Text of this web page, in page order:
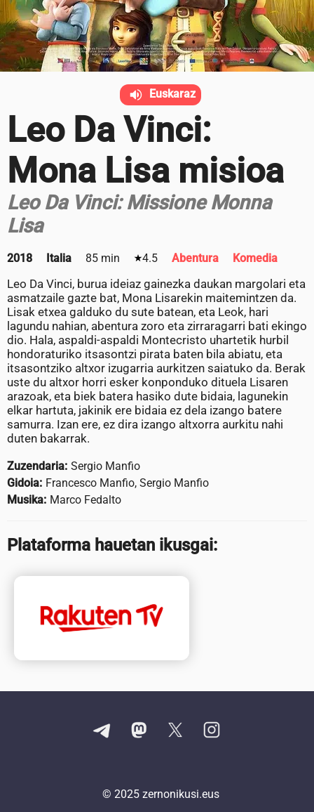
Leo Da Vinci:
Mona Lisa misioa
Leo Da Vinci: Missione Monna
Lisa
2018 Italia 85 min 4.5 Abentura Komedia
Leo Da Vinci, burua ideiaz gainezka daukan margolari eta
asmatzaile gazte bat, Mona Lisarekin maitemintzen da.
Lisak etxea galduko du sute batean, eta Leok, hari
lagundu nahian, abentura zoro eta zirraragarri bati ekingo
dio. Hala, aspaldi-aspaldi Montecristo uhartetik hurbil
hondoraturiko itsasontzi pirata baten bila abiatu, eta
itsasontziko altxor izugarria aurkitzen saiatuko da. Berak
uste du altxor horri esker konponduko dituela Lisaren
arazoak, eta biek batera hasiko dute bidaia, lagunekin
elkar hartuta, jakinik ere bidaia ez dela izango batere
samurra. Izan ere, ez dira izango altxorra aurkitu nahi
duten bakarrak.
Zuzendaria: Sergio Manfio
Gidoia: Francesco Manfio, Sergio Manfio
Musika: Marco Fedalto
Plataforma hauetan ikusgai:
Euskaraz
© 2025 zernonikusi.eus